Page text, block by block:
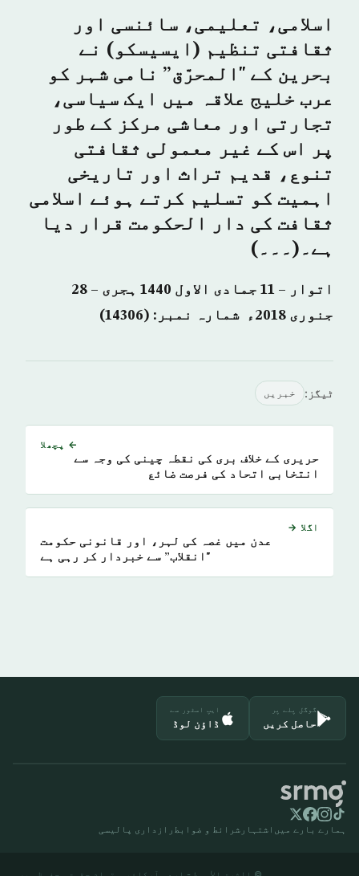
اسلامی، تعلیمی، سائنسی اور
ثقافتی تنظیم (ایسیسکو) نے
بحرین کے "المحرّق” نامی شہر کو
عرب خلیج علاقہ میں ایک سیاسی،
تجارتی اور معاشی مرکز کے طور
پر اس کے غیر معمولی ثقافتی
تنوع، قدیم تراث اور تاریخی
اہمیت کو تسلیم کرتے ہوئے اسلامی
ثقافت کی دار الحکومت قرار دیا
ہے۔(۔۔۔)
اتوار – 11 جمادی الاول 1440 ہجری – 28
جنوری 2018ء شمارہ نمبر: (14306)
ٹیگز: خبريں
← پچھلا
حریری کے خلاف بری کی نقطہ چینی کی وجہ سے
انتخابی اتحاد کی فرصت ضائع
اگلا →
عدن میں غصہ کی لہر، اور قانونی حکومت
"انقلاب” سے خبردار کر رہی ہے
گوگل پلے پر
حاصل کریں
ایپ اسٹور سے
ڈاؤن لوڈ
ہمارے بارے میں اشتہار شرائط و ضوابط رازداری پالیسی